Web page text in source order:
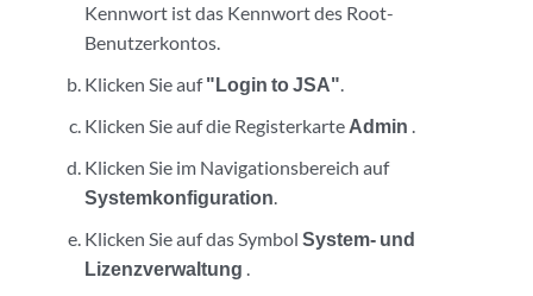
Kennwort ist das Kennwort des Root-
Benutzerkontos.
Klicken Sie auf"Login to JSA".
Klicken Sie auf die Registerkarte Admin .
Klicken Sie im Navigationsbereich auf
Systemkonfiguration.
Klicken Sie auf das Symbol System- und
Lizenzverwaltung .